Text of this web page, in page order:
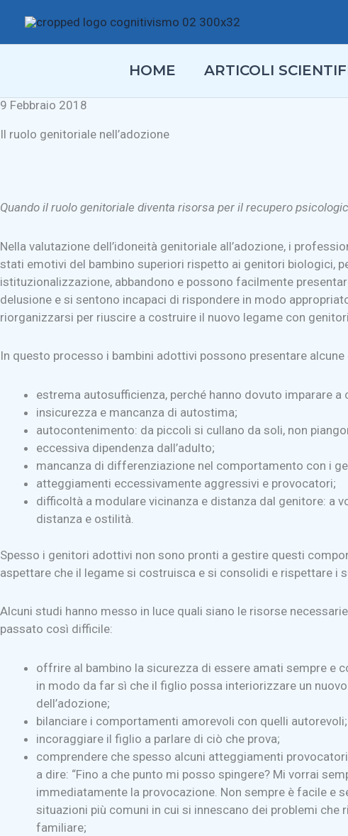
contenuto
HOME ARTICOLI
9 Febbraio 2018
Il ruolo genitoriale nell’adozione
Quando il ruolo genitoriale diventa risorsa per il recupero
Nella valutazione dell’idoneità genitoriale all’adozione, i
stati emotivi del bambino superiori rispetto ai genitori biologici,
istituzionalizzazione, abbandono e possono facilmente
delusione e si sentono incapaci di rispondere in modo
riorganizzarsi per riuscire a costruire il nuovo legame con
In questo processo i bambini adottivi possono presentare
estrema autosufficienza, perché hanno dovuto imparare
insicurezza e mancanza di autostima;
autocontenimento: da piccoli si cullano da soli, non
eccessiva dipendenza dall’adulto;
mancanza di differenziazione nel comportamento con i
atteggiamenti eccessivamente aggressivi e provocatori;
difficoltà a modulare vicinanza e distanza dal genitore: a
distanza e ostilità.
Spesso i genitori adottivi non sono pronti a gestire questi
aspettare che il legame si costruisca e si consolidi e rispettare i
Alcuni studi hanno messo in luce quali siano le risorse
passato così difficile:
offrire al bambino la sicurezza di essere amati sempre e
in modo da far sì che il figlio possa interiorizzare un
dell’adozione;
bilanciare i comportamenti amorevoli con quelli autorevoli;
incoraggiare il figlio a parlare di ciò che prova;
comprendere che spesso alcuni atteggiamenti
a dire: “Fino a che punto mi posso spingere? Mi vorrai
immediatamente la provocazione. Non sempre è facile e
situazioni più comuni in cui si innescano dei problemi
familiare;